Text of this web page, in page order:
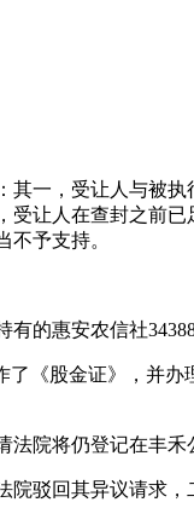
一，受让人与被
让人在查封之前
予支持。
的惠安农信社
《股金证》，并
院将仍登记在丰禾
驳回其异议请求，